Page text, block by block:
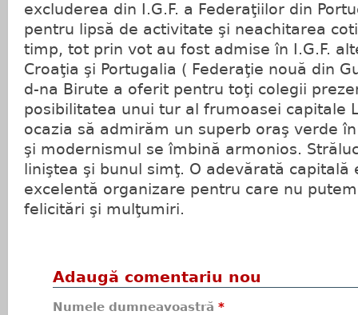
excluderea din I.G.F. a Federaţiilor din
pentru lipsă de activitate şi neachitarea
timp, tot prin vot au fost admise în I.G.F.
Croaţia şi Portugalia ( Federaţie nouă din
d-na Birute a oferit pentru toţi colegii
posibilitatea unui tur al frumoasei capitale
ocazia să admirăm un superb oraş verde
şi modernismul se îmbină armonios.
liniştea şi bunul simţ. O adevărată capitală
excelentă organizare pentru care nu
felicitări şi mulţumiri.
Adaugă comentariu nou
Numele dumneavoastră *